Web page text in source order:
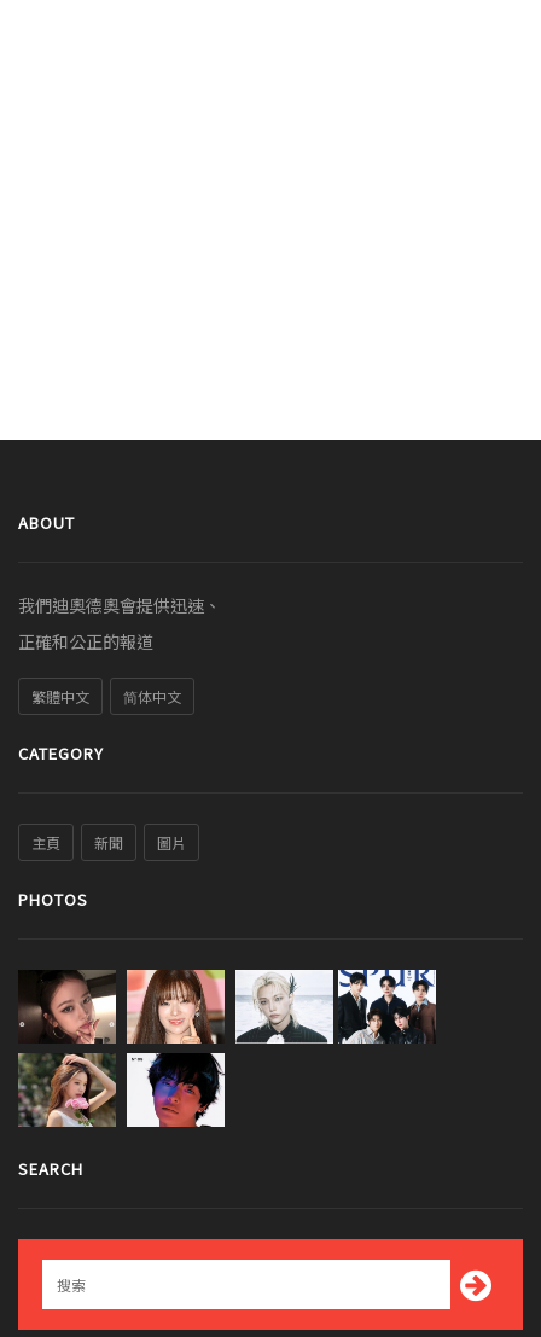
ABOUT
我們迪奧德奧會提供迅速、
正確和公正的報道
繁體中文 简体中文
CATEGORY
主頁 新聞 圖片
PHOTOS
SEARCH